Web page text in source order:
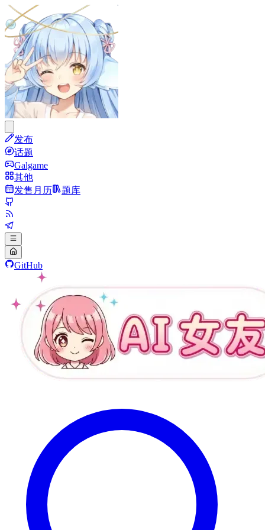
发布
话题
Galgame
其他
发售月历
题库
GitHub